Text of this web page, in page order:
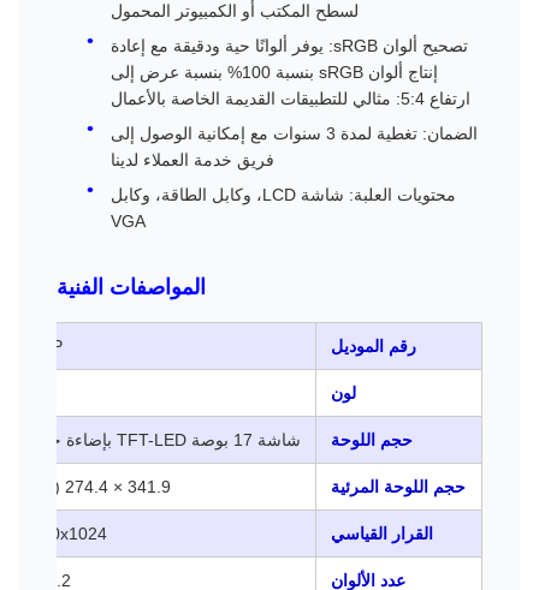
لسطح المكتب أو الكمبيوتر المحمول
تصحيح ألوان sRGB: يوفر ألوانًا حية ودقيقة مع إعادة
إنتاج ألوان sRGB بنسبة 100% بنسبة عرض إلى
ارتفاع 5:4: مثالي للتطبيقات القديمة الخاصة بالأعمال
الضمان: تغطية لمدة 3 سنوات مع إمكانية الوصول إلى
فريق خدمة العملاء لدينا
محتويات العلبة: شاشة LCD، وكابل الطاقة، وكابل
VGA
المواصفات الفنية
رقم الموديل P72P
لون
حجم اللوحة شاشة 17 بوصة TFT-LED بإضاءة خلفية
حجم اللوحة المرئية 341.9 × 274.4 (مم²)
القرار القياسي 1280x1024
عدد الألوان 16.2 م